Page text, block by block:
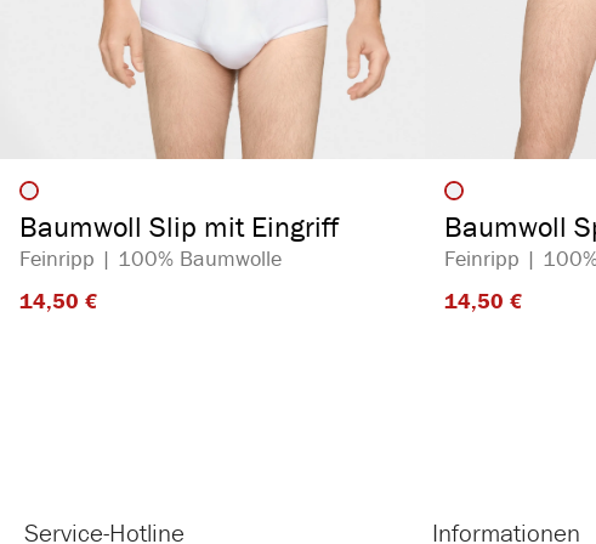
Artikelfarbe
Baumwoll Slip mit Eingriff
Feinripp | 100% Baumwolle
14,50 €​
Artikelfarbe
Baumwoll
Feinripp |
14,50 €​
Service-Hotline Informationen